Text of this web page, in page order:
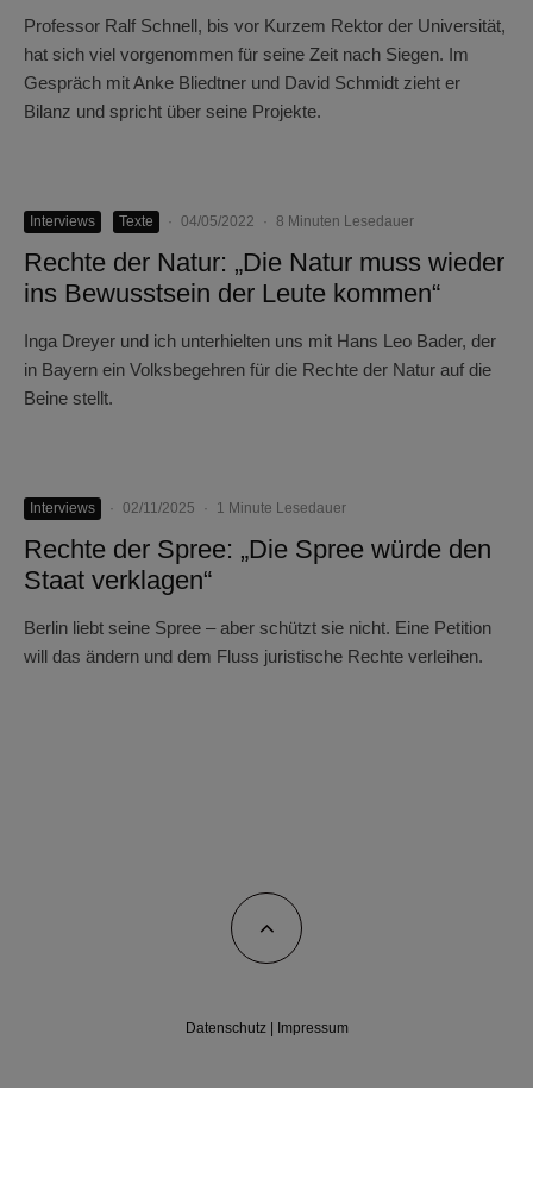
Professor Ralf Schnell, bis vor Kurzem Rektor der Universität,
hat sich viel vorgenommen für seine Zeit nach Siegen. Im
Gespräch mit Anke Bliedtner und David Schmidt zieht er
Bilanz und spricht über seine Projekte.
Interviews Texte · 04/05/2022 · 8 Minuten Lesedauer
Rechte der Natur: „Die Natur muss wieder
ins Bewusstsein der Leute kommen“
Inga Dreyer und ich unterhielten uns mit Hans Leo Bader, der
in Bayern ein Volksbegehren für die Rechte der Natur auf die
Beine stellt.
Interviews · 02/11/2025 · 1 Minute Lesedauer
Rechte der Spree: „Die Spree würde den
Staat verklagen“
Berlin liebt seine Spree – aber schützt sie nicht. Eine Petition
will das ändern und dem Fluss juristische Rechte verleihen.
Datenschutz| Impressum